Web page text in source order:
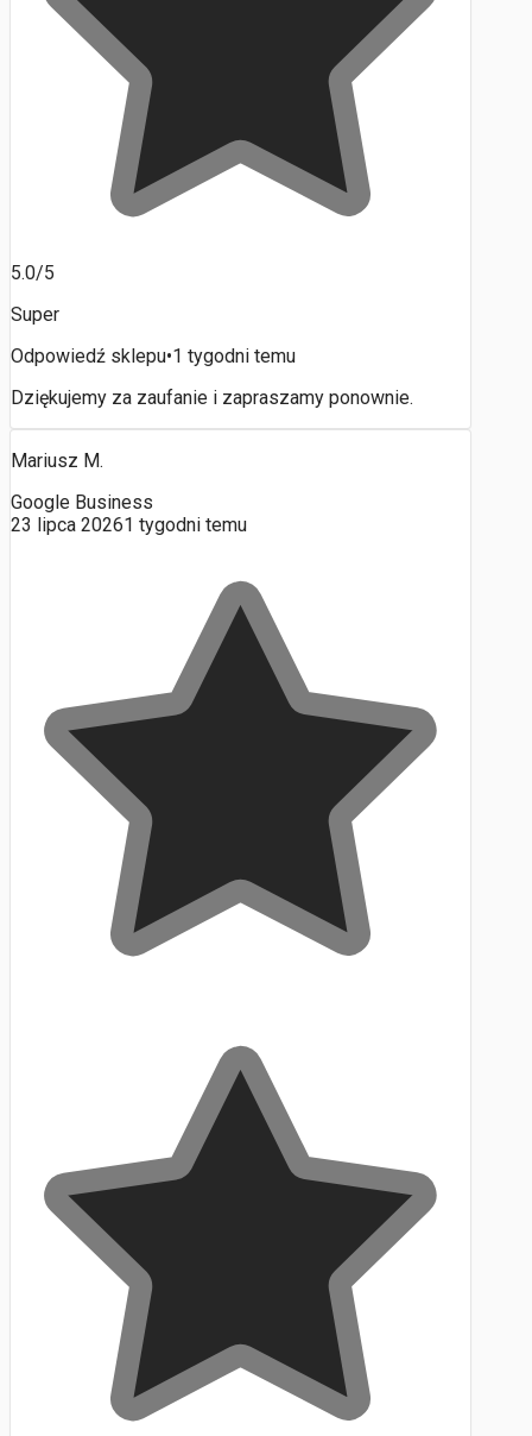
5.0/5
Super
Odpowiedź sklepu•1 tygodni temu
Dziękujemy za zaufanie i zapraszamy ponownie.
Mariusz M.
Google Business
23 lipca 20261 tygodni temu